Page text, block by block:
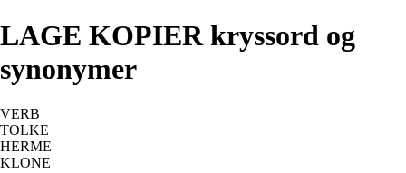
LAGE KOPIER kryssord og
synonymer
VERB
TOLKE
HERME
KLONE